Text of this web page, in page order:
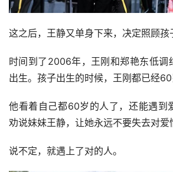
两人的感情也逐渐明朗。可是李玉宁家
选。
腔的遗憾，看着李玉宁和别人结婚，组